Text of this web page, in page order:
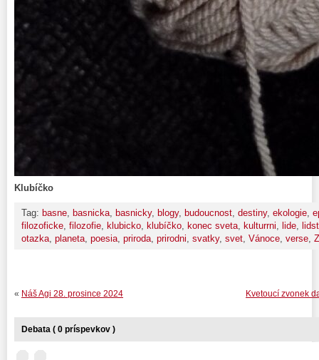
Klubíčko
Tag: basne, basnicka, basnicky, blogy, budoucnost, destiny, ekologie,
filozoficke, filozofie, klubicko, klubíčko, konec sveta, kulturrni, lide,
otazka, planeta, poesia, priroda, prirodni, svatky, svet, Vánoce, verse,
Kvetoucí zvonek
« Náš Agi 28. prosince 2024
Debata ( 0 príspevkov )